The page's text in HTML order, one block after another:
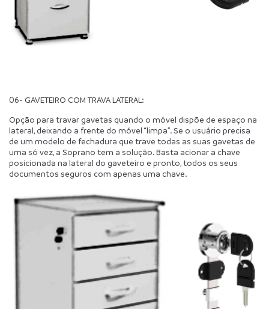
06- GAVETEIRO COM TRAVA LATERAL:
Opção para travar gavetas quando o móvel dispõe de espaço na
lateral, deixando a frente do móvel “limpa”. Se o usuário precisa
de um modelo de fechadura que trave todas as suas gavetas de
uma só vez, a Soprano tem a solução. Basta acionar a chave
posicionada na lateral do gaveteiro e pronto, todos os seus
documentos seguros com apenas uma chave.